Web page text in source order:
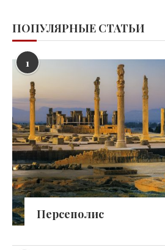
ПОПУЛЯРНЫЕ СТАТЬИ
1
Персеполис